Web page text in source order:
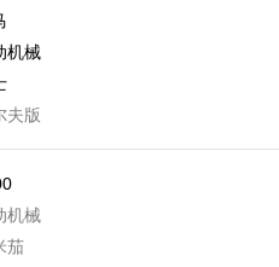
机械
夫版
机械
茄